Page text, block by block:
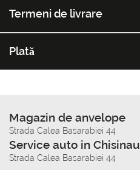
Termeni de livrare
Plată
Magazin de anvelope
Strada Calea Basarabiei 44
Service auto in Chisinau
Strada Calea Basarabiei 44